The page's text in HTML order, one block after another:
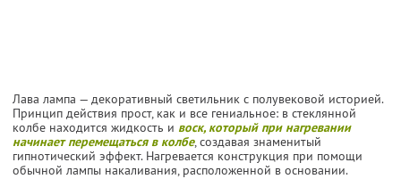
Лава лампа — декоративный светильник с полувековой историей.
Принцип действия прост, как и все гениальное: в стеклянной
колбе находится жидкость и воск, который при нагревании
начинает перемещаться в колбе, создавая знаменитый
гипнотический эффект. Нагревается конструкция при помощи
обычной лампы накаливания, расположенной в основании.